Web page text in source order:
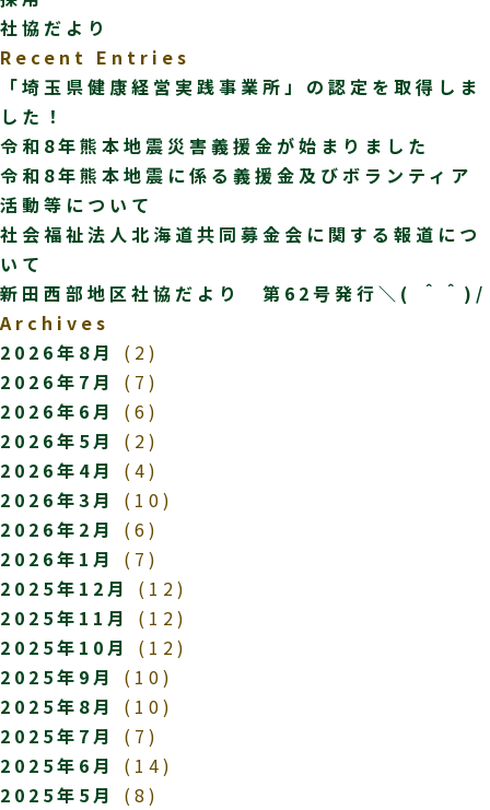
社協だより
Recent Entries
「埼玉県健康経営実践事業所」の認定を取得しま
した！
令和8年熊本地震災害義援金が始まりました
令和8年熊本地震に係る義援金及びボランティア
活動等について
社会福祉法人北海道共同募金会に関する報道につ
いて
新田西部地区社協だより 第62号発行＼( ＾＾)/
Archives
2026年8月
(2)
2026年7月
(7)
2026年6月
(6)
2026年5月
(2)
2026年4月
(4)
2026年3月
(10)
2026年2月
(6)
2026年1月
(7)
2025年12月
(12)
2025年11月
(12)
2025年10月
(12)
2025年9月
(10)
2025年8月
(10)
2025年7月
(7)
2025年6月
(14)
2025年5月
(8)